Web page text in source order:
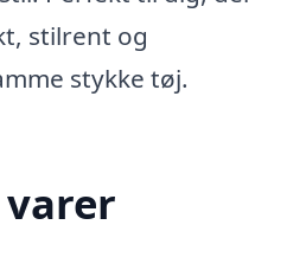
stilrent og
stykke tøj.